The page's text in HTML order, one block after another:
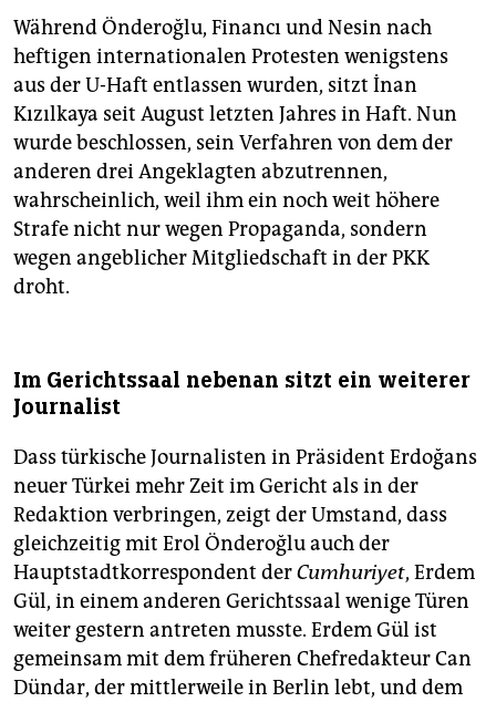
Während Önderoğlu, Financı und Nesin nach
heftigen internationalen Protesten wenigstens
aus der U-Haft entlassen wurden, sitzt İnan
Kızılkaya seit August letzten Jahres in Haft. Nun
wurde beschlossen, sein Verfahren von dem der
anderen drei Angeklagten abzutrennen,
wahrscheinlich, weil ihm ein noch weit höhere
Strafe nicht nur wegen Propaganda, sondern
wegen angeblicher Mitgliedschaft in der PKK
droht.
Im Gerichtssaal nebenan sitzt ein weiterer
Journalist
Dass türkische Journalisten in Präsident Erdoğans
neuer Türkei mehr Zeit im Gericht als in der
Redaktion verbringen, zeigt der Umstand, dass
gleichzeitig mit Erol Önderoğlu auch der
Hauptstadtkorrespondent derCumhuriyet, Erdem
Gül, in einem anderen Gerichtssaal wenige Türen
weiter gestern antreten musste. Erdem Gül ist
gemeinsam mit dem früheren Chefredakteur Can
Dündar, der mittlerweile in Berlin lebt, und dem